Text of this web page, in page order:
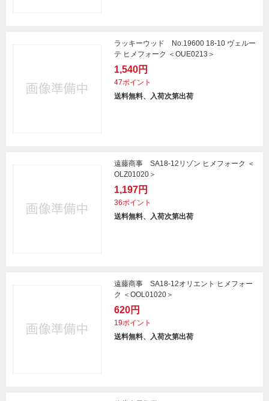
ラッキーウッド No.19600 18-10 ヴェルー
テ ヒメフォーク ＜OUE0213＞
1,540円
47ポイント
送料無料、入荷次第出荷
遠藤商事 SA18-12リゾン ヒメフォーク ＜
OLZ01020＞
1,197円
36ポイント
送料無料、入荷次第出荷
遠藤商事 SA18-12オリエント ヒメフォー
ク ＜OOL01020＞
620円
19ポイント
送料無料、入荷次第出荷